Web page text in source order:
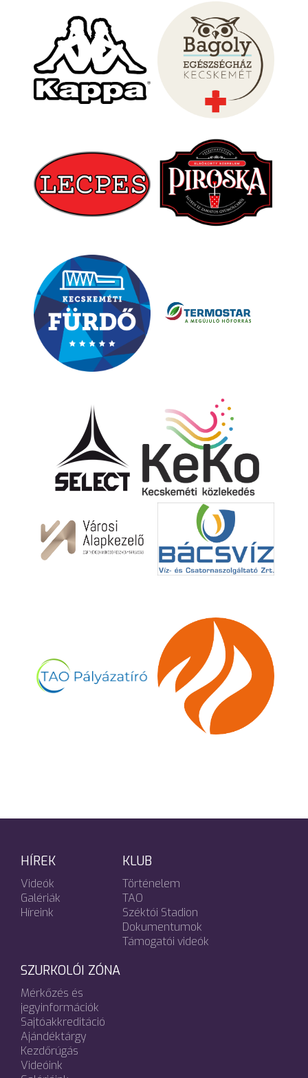
HÍREK
Videók
Galériák
Híreink
KLUB
Történelem
TAO
Széktói Stadion
Dokumentumok
Támogatói videók
SZURKOLÓI ZÓNA
Mérkőzés és
jegyinformációk
Sajtóakkreditáció
Ajándéktárgy
Kezdőrúgás
Videóink